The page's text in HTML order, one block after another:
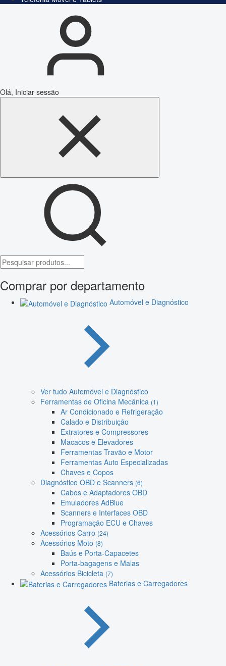
Olá, Iniciar sessão
Comprar por departamento
Automóvel e Diagnóstico
Ver tudo Automóvel e Diagnóstico
Ferramentas de Oficina Mecânica (1)
Ar Condicionado e Refrigeração
Calado e Distribuição
Extratores e Compressores
Macacos e Elevadores
Ferramentas Travão e Motor
Ferramentas Auto Especializadas
Chaves e Copos
Diagnóstico OBD e Scanners (6)
Cabos e Adaptadores OBD
Emuladores AdBlue
Scanners e Interfaces OBD
Programação ECU e Chaves
Acessórios Carro (24)
Acessórios Moto (8)
Baús e Porta-Capacetes
Porta-bagagens e Malas
Acessórios Bicicleta (7)
Baterias e Carregadores